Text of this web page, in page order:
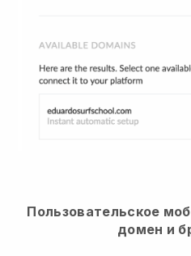
Пользовательское
домен и